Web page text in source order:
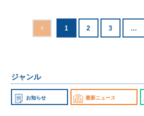
1 2 3 …
ジャンル
お知らせ 最新ニュース